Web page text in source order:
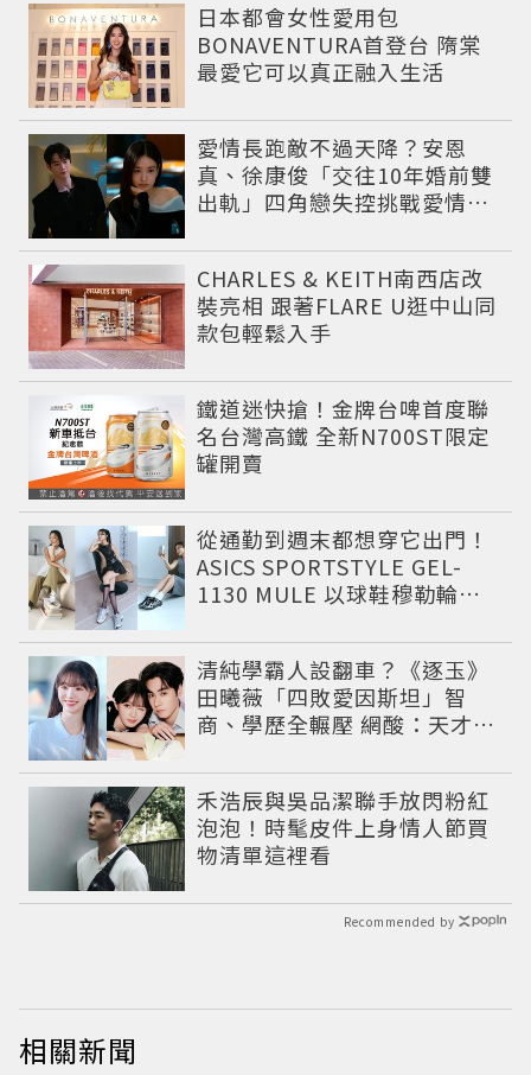
日本都會女性愛用包
BONAVENTURA首登台 隋棠
最愛它可以真正融入生活
愛情長跑敵不過天降？安恩
真、徐康俊「交往10年婚前雙
出軌」四角戀失控挑戰愛情底
CHARLES & KEITH南西店改
裝亮相 跟著FLARE U逛中山同
款包輕鬆入手
鐵道迷快搶！金牌台啤首度聯
名台灣高鐵 全新N700ST限定
罐開賣
從通勤到週末都想穿它出門！
ASICS SPORTSTYLE GEL-
1130 MULE 以球鞋穆勒輪廓
的復古運動穿搭 LOOK
清純學霸人設翻車？《逐玉》
田曦薇「四敗愛因斯坦」智
商、學歷全輾壓 網酸：天才全
禾浩辰與吳品潔聯手放閃粉紅
泡泡！時髦皮件上身情人節買
物清單這裡看
Recommended by
相關新聞